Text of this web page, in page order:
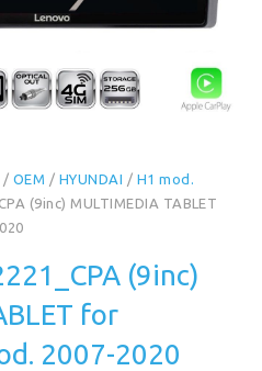
/ OEM / HYUNDAI / H1 mod.
(9inc) MULTIMEDIA TABLET
(9inc)
for
2007-2020